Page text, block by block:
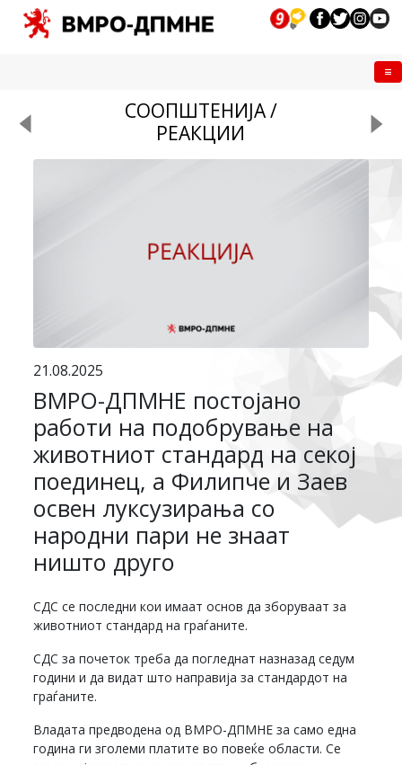
СООПШТЕНИЈА /
РЕАКЦИИ
21.08.2025
ВМРО-ДПМНЕ постојано
работи на подобрување на
животниот стандард на секој
поединец, а Филипче и Заев
освен луксузирања со
народни пари не знаат
ништо друго
СДС се последни кои имаат основ да зборуваат за
животниот стандард на граѓаните.
СДС за почеток треба да погледнат назназад седум
години и да видат што направија за стандардот на
граѓаните.
Владата предводена од ВМРО-ДПМНЕ за само една
година ги зголеми платите во повеќе области. Се